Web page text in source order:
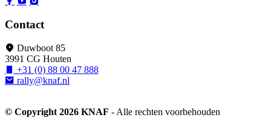
Contact
Duwboot 85
3991 CG Houten
+31 (0) 88 00 47 888
rally@knaf.nl
© Copyright 2026 KNAF - Alle rechten voorbehouden